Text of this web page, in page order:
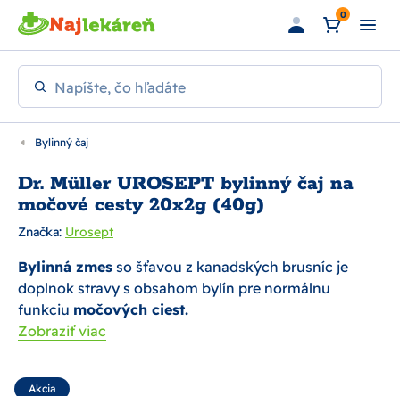
Preskočiť na hlavný obsah 0
Napíšte, čo hľadáte
Bylinný čaj
Dr. Müller UROSEPT bylinný čaj na
močové cesty 20x2g (40g)
Značka: Urosept
Bylinná zmes so šťavou z kanadských brusníc je
doplnok stravy s obsahom bylín pre normálnu
funkciu močových ciest.
Zobraziť viac
Akcia